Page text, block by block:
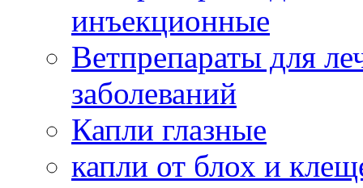
инъекционные
Ветпрепараты для
заболеваний
Капли глазные
капли от блох и